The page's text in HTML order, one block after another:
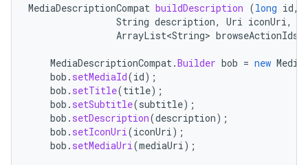
MediaDescriptionCompat buildDescription (long id,
String description, Uri iconUri ,
ArrayList<String> browseActionIds
MediaDescriptionCompat .Builder bob = new
bob . setMediaId(id);
bob . setTitle(title);
bob . setSubtitle(subtitle);
bob . setDescription(description);
bob . setIconUri (iconUri );
bob . setMediaUri (mediaUri );